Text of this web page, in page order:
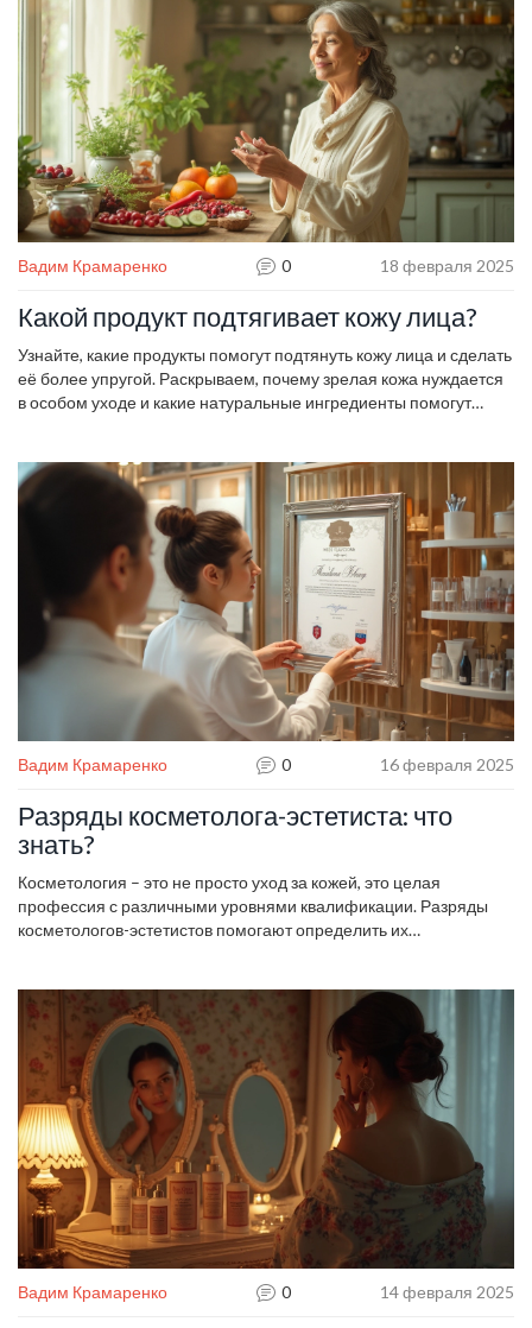
Вадим Крамаренко 0 18 февраля 2025
Какой продукт подтягивает кожу лица?
Узнайте, какие продукты помогут подтянуть кожу лица и сделать
её более упругой. Раскрываем, почему зрелая кожа нуждается
в особом уходе и какие натуральные ингредиенты помогут
свежесть и молодость. Погрузитесь в мир косметологии с
полезными советами и проверенными рекомендациями.
Вадим Крамаренко 0 16 февраля 2025
Разряды косметолога-эстетиста: что
знать?
Косметология – это не просто уход за кожей, это целая
профессия с различными уровнями квалификации. Разряды
косметологов-эстетистов помогают определить их
подходящего эксперта. Узнайте, какие существуют разряды и
что они означают для вашей карьеры или ухода за кожей.
Вадим Крамаренко 0 14 февраля 2025